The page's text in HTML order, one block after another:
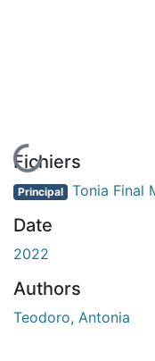
En cours de
Fichiers
Principal Tonia Final
Date
2022
Authors
Teodoro, Antonia